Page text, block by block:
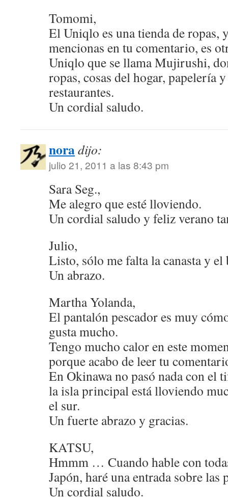
Tomomi,
El Uniqlo es una tienda de ropas,
mencionas en tu comentario, es
Uniqlo que se llama Mujirushi,
ropas, cosas del hogar, papelería
restaurantes.
Un cordial saludo.
noradijo:
julio 21, 2011 a las 8:43 pm
Sara Seg.,
Me alegro que esté lloviendo.
Un cordial saludo y feliz verano
Julio,
Listo, sólo me falta la canasta y el
Un abrazo.
Martha Yolanda,
El pantalón pescador es muy
gusta mucho.
Tengo mucho calor en este
porque acabo de leer tu
En Okinawa no pasó nada con el
la isla principal está lloviendo
el sur.
Un fuerte abrazo y gracias.
KATSU,
Hmmm … Cuando hable con
Japón, haré una entrada sobre las
Un cordial saludo.